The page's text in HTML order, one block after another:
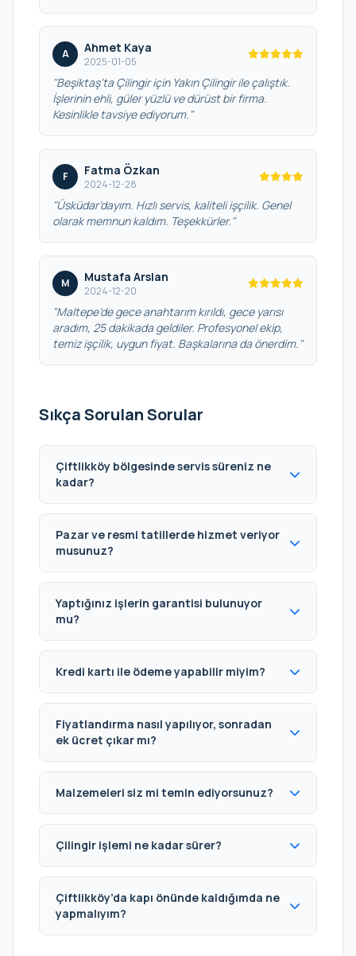
A Ahmet Kaya
2025-01-05
"Beşiktaş’ta Çilingir için Yakın Çilingir ile çalıştık.
İşlerinin ehli, güler yüzlü ve dürüst bir firma.
Kesinlikle tavsiye ediyorum."
F Fatma Özkan
2024-12-28
"Üsküdar’dayım. Hızlı servis, kaliteli işçilik. Genel
olarak memnun kaldım. Teşekkürler."
M Mustafa Arslan
2024-12-20
"Maltepe’de gece anahtarım kırıldı, gece yarısı
aradım, 25 dakikada geldiler. Profesyonel ekip,
temiz işçilik, uygun fiyat. Başkalarına da önerdim."
Sıkça Sorulan Sorular
Çiftlikköy bölgesinde servis süreniz ne
kadar?
Pazar ve resmi tatillerde hizmet veriyor
musunuz?
Yaptığınız işlerin garantisi bulunuyor
mu?
Kredi kartı ile ödeme yapabilir miyim?
Fiyatlandırma nasıl yapılıyor, sonradan
ek ücret çıkar mı?
Malzemeleri siz mi temin ediyorsunuz?
Çilingir işlemi ne kadar sürer?
Çiftlikköy’da kapı önünde kaldığımda ne
yapmalıyım?